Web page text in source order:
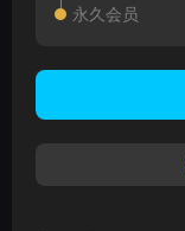
永久会员